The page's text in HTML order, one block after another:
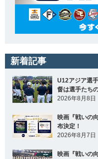
新着記事
U12アジア選
督は選手たち
2026年8月8日
映画『戦いの
布決定！
2026年8月7日
映画『戦いの